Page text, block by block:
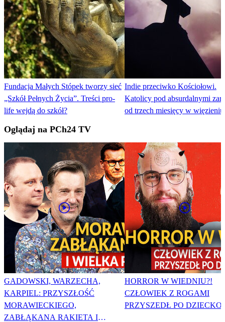
Fundacja Małych Stópek tworzy sieć
„Szkół Pełnych Życia”. Treści pro-
life wejdą do szkół?
Indie przeciwko Kościołowi.
Katolicy pod absurdalnymi
od trzech miesięcy w więzieniu
Oglądaj na PCh24 TV
GADOWSKI, WARZECHA,
KARPIEL: PRZYSZŁOŚĆ
MORAWIECKIEGO,
ZABŁĄKANA RAKIETA I
HORROR W WIEDNIU?!
CZŁOWIEK Z ROGAMI
PRZYSZEDŁ PO DZIECKO